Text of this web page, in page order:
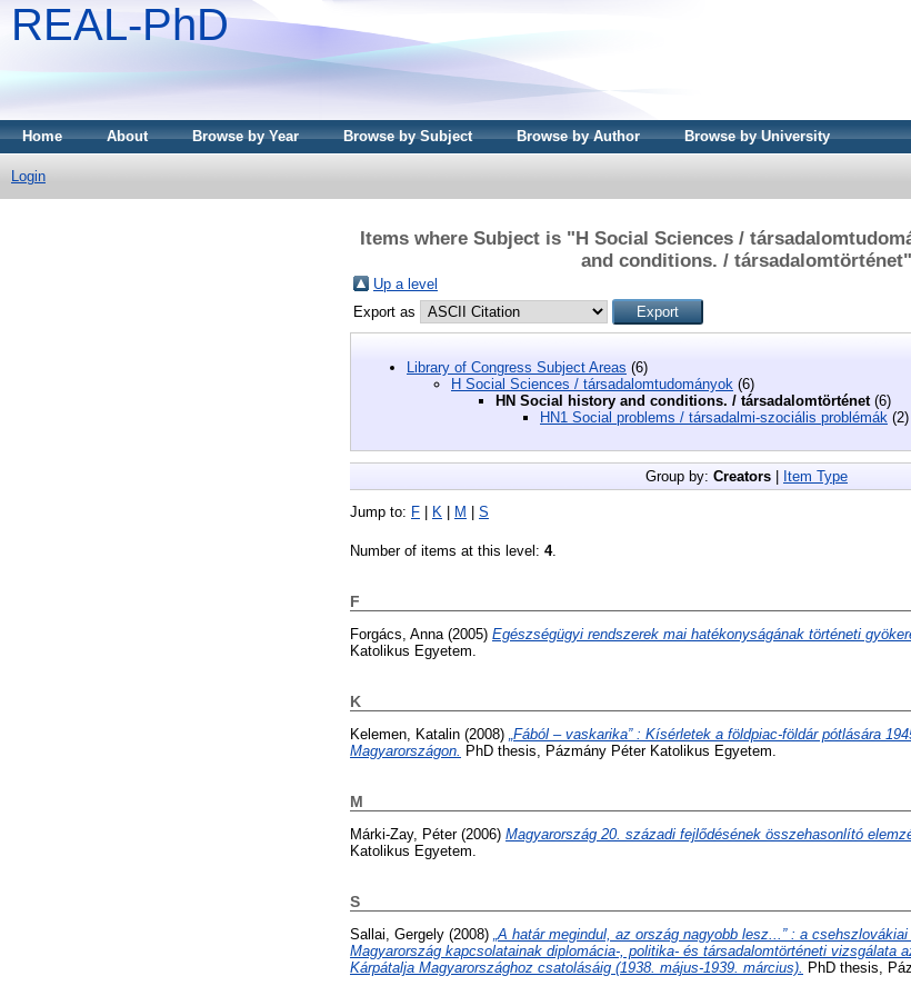
REAL-PhD
Home About Browse by Year Browse by Subject Browse by Author Browse by University
Login
Items where Subject is "H Social Sciences /
and conditions. / társadalomtörténet"
Up a level
Export as
Library of Congress Subject Areas (6)
H Social Sciences / társadalomtudományok (6)
HN Social history and conditions. / társadalomtörténet(6)
HN1 Social problems / társadalmi-szociális problémák (2)
Group by: Creators Item Type
Jump to: F K M S
Number of items at this level: 4.
F
Forgács, Anna(2005) Egészségügyi rendszerek mai hatékonyságának történeti
Katolikus Egyetem.
K
Kelemen, Katalin (2008) „Fából – vaskarika” : Kísérletek a földpiac-földár pótlására
Magyarországon.
PhD thesis, Pázmány Péter Katolikus Egyetem.
M
Márki-Zay, Péter(2006) Magyarország 20. századi fejlődésének összehasonlító
Katolikus Egyetem.
S
Sallai, Gergely (2008) „A határ megindul, az ország nagyobb lesz...” : a
Magyarország kapcsolatainak diplomácia-, politika- és társadalomtörténeti vizsgálata
Kárpátalja Magyarországhoz csatolásáig (1938. május-1939. március). PhD thesis,